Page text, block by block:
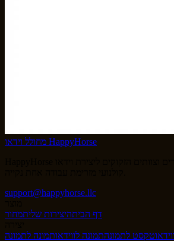
מחולל וידאו HappyHorse
support@happyhorse.llc
דף הביתהיצירות שליתמחור
טקסט לתמונהתמונה לווידאותמונה לתמונה